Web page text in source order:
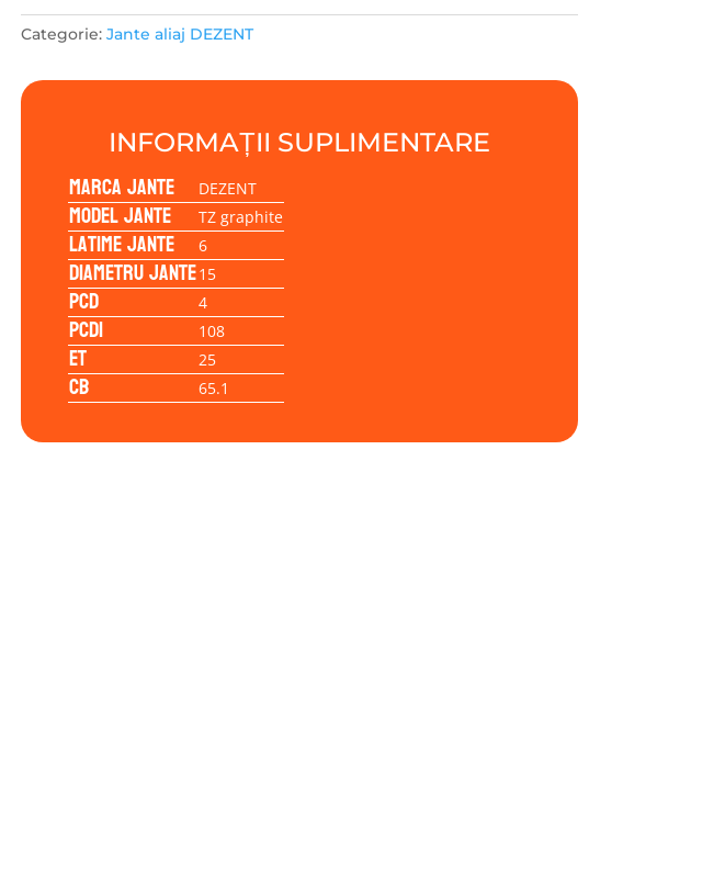
TZ
graphite
6.00x15
4/108/25/65,1
Categorie: Jante aliaj DEZENT
INFORMAȚII SUPLIMENTARE
Marca jante DEZENT
Model jante TZ graphite
Latime jante 6
Diametru jante15
PCD 4
PCD1 108
ET 25
CB 65.1